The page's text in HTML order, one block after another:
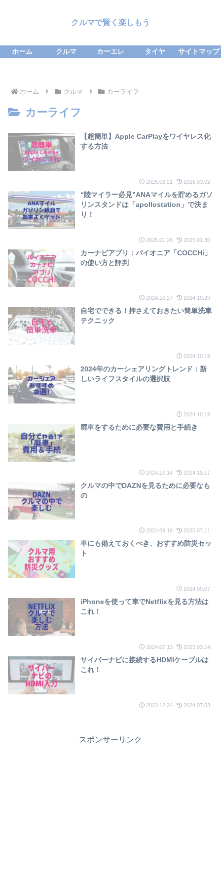
クルマで賢く楽しもう
ホーム クルマ カーエレ タイヤ サイトマップ
ホーム クルマ カーライフ
カーライフ
【超簡単】Apple CarPlayをワイヤレス化
する方法
2025.02.21 2025.03.02
“陸マイラー必見”ANAマイルを貯めるガソ
リンスタンドは「apollostation」で決ま
り！
2025.01.26 2025.01.30
カーナビアプリ：パイオニア「COCCHi」
の使い方と評判
2024.10.27 2024.10.29
自宅でできる！押さえておきたい簡単洗車
テクニック
2024.10.19
2024年のカーシェアリングトレンド：新
しいライフスタイルの選択肢
2024.10.19
廃車をするために必要な費用と手続き
2024.10.14 2024.10.17
クルマの中でDAZNを見るために必要なも
の
2024.09.16 2025.07.11
車にも備えておくべき、おすすめ防災セッ
ト
2024.09.07
iPhoneを使って車でNetflixを見る方法は
これ！
2024.07.13 2025.03.14
サイバーナビに接続するHDMIケーブルは
これ！
2023.12.24 2024.07.03
スポンサーリンク